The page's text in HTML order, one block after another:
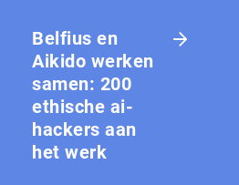
Belfius en
Aikido werken
samen: 200
ethische ai-
hackers aan
het werk